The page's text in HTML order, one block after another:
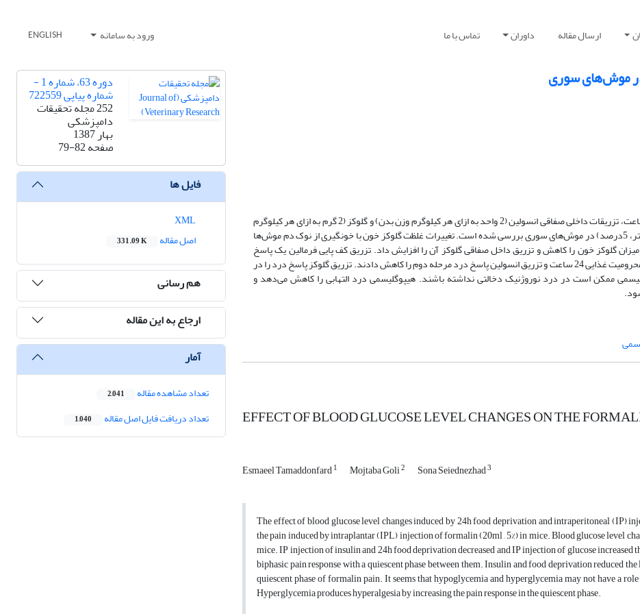
ارسال مقاله داوران تماس با ما ورود به سامانه ENGLISH
در موش‌های سوری
اثر تغییرات غلظت گلوکز خون ایجاد شده متعاقب محرومیت غذایی 24 ساعت، تزریقات داخلی صفاقی انسولین (2 واحد به ازای هر کیلوگرم وزن بدن) و گلوکز (2 گرم به ازای هر کیلوگرم
وزن بدن) بر پاسخهای درد ناشی از تزریق کف پایی فرمالین (20 میکرولیتر، 5درصد) در موش‌های سوری بررسی شده است. تغییرات غلظت گلوکز خون با خونگیری از نوک دم موش‌ها
داخل صفاقی انسولین و محرومیت غذایی 24 ساعت میزان گلوکز خون را کاهش و تزریق داخل صفاقی گلوکز آن را افزایش داد. تزریق کف پایی فرمالین یک پاسخ
مشخص درد دو مرحله‌ای با یک مرحله سکون بین دو مرحله ایجاد کرد. محرومیت غذایی 24 ساعت و تزریق انسولین پاسخ درد مرحله دوم را کاهش دادند. تزریق گلوکز پاسخ درد را در
ممکن است در درد نوروژنیک دخالتی نداشته باشند. هیپوگلیسمی درد التهابی را کاهش می‌دهد و
EFFECT OF BLOOD GLUCOSE LEVEL CHANGES ON THE
Esmaeel Tamaddonfard1 Mojtaba Goli2 Sona Seiednezhad3
The effect of blood glucose level changes induced by 24h food deprivation and intraperitoneal (IP)
the pain induced by intraplantar (IPL) injection of formalin (20ml , 5%) in mice. Blood glucose level
mice. IP injection of insulin and 24h food deprivation decreased and IP injection of glucose
biphasic pain response with a quiescent phase between them. Insulin and food deprivation reduced
quiescent phase of formalin pain. It seems that hypoglycemia and hyperglycemia may not have a
Hyperglycemia produces hyperalgesia by increasing the pain response in the quiescent phase.
دوره 63، شماره 1 -
شماره پیاپی 722559
252 مجله تحقیقات
دامپزشکی
بهار 1387
صفحه79-82
فایل ها
اصل مقاله
331.09 K
هم رسانی
ارجاع به این مقاله
آمار
تعداد مشاهده مقاله 2,041
تعداد دریافت فایل اصل مقاله 1,040